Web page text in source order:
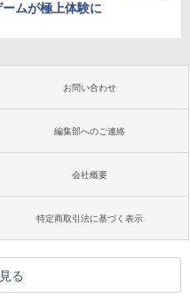
ムが極上体験に
お問い合わせ
編集部へのご連絡
会社概要
特定商取引法に基づく表示
る